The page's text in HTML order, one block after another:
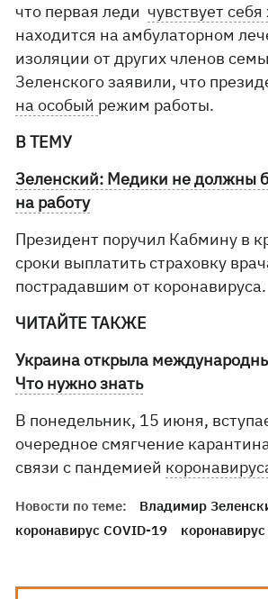
что первая леди чувствует
находится на амбулаторном
изоляции от других членов
Зеленского заявили, что
на особый режим работы.
В ТЕМУ
Зеленский: Медики не должны
на работу
Президент поручил Кабмину в
сроки выплатить страховку
пострадавшим от коронавируса.
ЧИТАЙТЕ ТАКЖЕ
Украина открыла
Что нужно знать
В понедельник, 15 июня,
очередное смягчение
связи с пандемией
Новости по теме:
Владимир
коронавирус COVID-19